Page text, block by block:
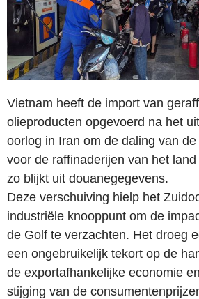
Vietnam heeft de import van
olieproducten opgevoerd na het
oorlog in Iran om de daling van
voor de raffinaderijen van het
zo blijkt uit douanegegevens.
Deze verschuiving hielp het
industriële knooppunt om de
de Golf te verzachten. Het droeg
een ongebruikelijk tekort op de
de exportafhankelijke economie
stijging van de